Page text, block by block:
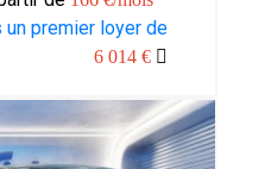
un premier loyer de
6 014 €